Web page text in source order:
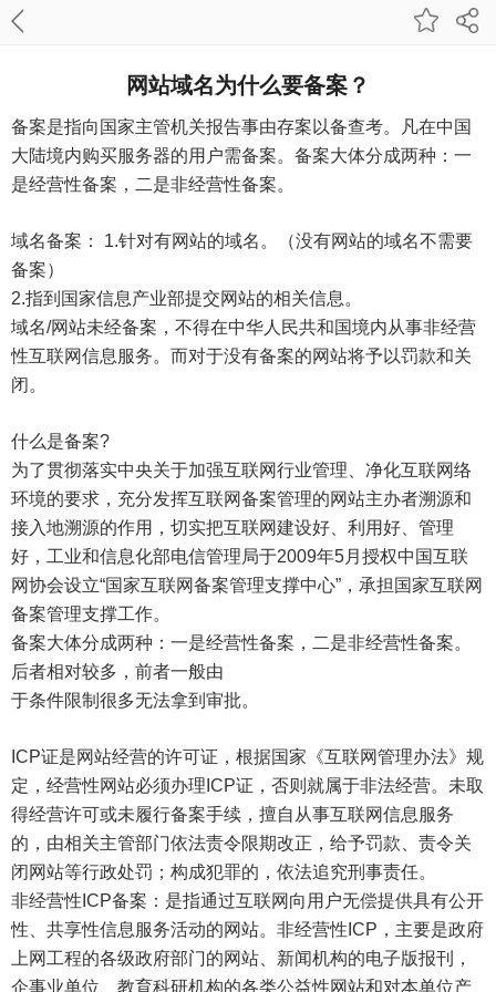
网站域名为什么要备案？
备案是指向国家主管机关报告事由存案以备查考。凡在中国
大陆境内购买服务器的用户需备案。备案大体分成两种：一
是经营性备案，二是非经营性备案。
域名备案： 1.针对有网站的域名。（没有网站的域名不需要
备案）
2.指到国家信息产业部提交网站的相关信息。
域名/网站未经备案，不得在中华人民共和国境内从事非经营
性互联网信息服务。而对于没有备案的网站将予以罚款和关
闭。
什么是备案?
为了贯彻落实中央关于加强互联网行业管理、净化互联网络
环境的要求，充分发挥互联网备案管理的网站主办者溯源和
接入地溯源的作用，切实把互联网建设好、利用好、管理
好，工业和信息化部电信管理局于2009年5月授权中国互联
网协会设立“国家互联网备案管理支撑中心”，承担国家互联网
备案管理支撑工作。
备案大体分成两种：一是经营性备案，二是非经营性备案。
后者相对较多，前者一般由
于条件限制很多无法拿到审批。
ICP证是网站经营的许可证，根据国家《互联网管理办法》规
定，经营性网站必须办理ICP证，否则就属于非法经营。未取
得经营许可或未履行备案手续，擅自从事互联网信息服务
的，由相关主管部门依法责令限期改正，给予罚款、责令关
闭网站等行政处罚；构成犯罪的，依法追究刑事责任。
非经营性ICP备案：是指通过互联网向用户无偿提供具有公开
性、共享性信息服务活动的网站。非经营性ICP，主要是政府
上网工程的各级政府部门的网站、新闻机构的电子版报刊，
企事业单位、教育科研机构的各类公益性网站和对本单位产